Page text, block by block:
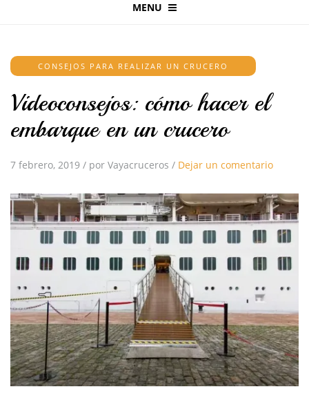
MENU
CONSEJOS PARA REALIZAR UN CRUCERO
Videoconsejos: cómo hacer el
embarque en un crucero
7 febrero, 2019 / por Vayacruceros / Dejar un comentario